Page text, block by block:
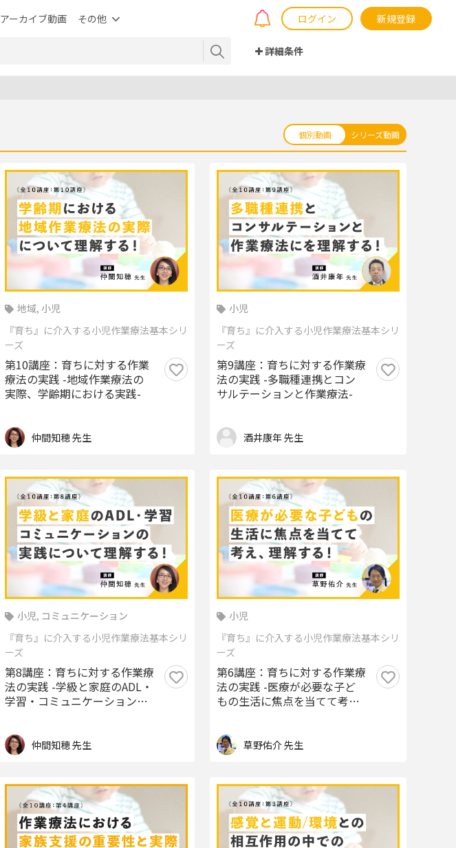
アーカイブ動画 その他 ログイン 新規登録
詳細条件
個別動画 シリーズ動画
地域, 小児
『育ち』に介入する小児作業療法基本シリ
ーズ
第10講座：育ちに対する作業
療法の実践 -地域作業療法の
実際、学齢期における実践-
仲間知穂 先生
小児
『育ち』に介入する小児作業療法基本シリ
ーズ
第9講座：育ちに対する作業療
法の実践 -多職種連携とコン
サルテーションと作業療法-
酒井康年 先生
小児, コミュニケーション
『育ち』に介入する小児作業療法基本シリ
ーズ
第8講座：育ちに対する作業療
法の実践 -学級と家庭のADL・
学習・コミュニケーション実
仲間知穂 先生
小児
『育ち』に介入する小児作業療法基本シリ
ーズ
第6講座：育ちに対する作業療
法の実践 -医療が必要な子ど
もの生活に焦点を当てて考え
草野佑介 先生